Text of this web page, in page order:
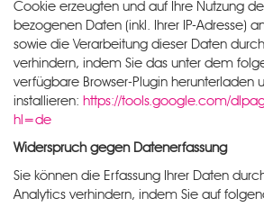
Cookie erzeugten und auf Ihre Nutzung
bezogenen Daten (inkl. Ihrer IP-Adresse)
sowie die Verarbeitung dieser Daten
verhindern, indem Sie das unter dem
verfügbare Browser-Plugin herunterladen
installieren: https://tools.google.com/
hl=de
Widerspruch gegen Datenerfassung
Sie können die Erfassung Ihrer Daten
Analytics verhindern, indem Sie auf